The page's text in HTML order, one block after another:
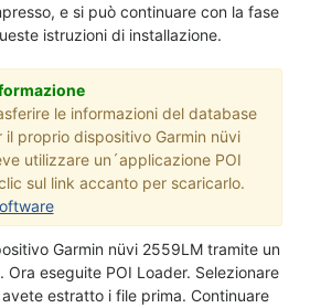
e si può continuare con la fase
istruzioni di installazione.
le informazioni del database
proprio dispositivo Garmin nüvi
utilizzare un´applicazione POI
sul link accanto per scaricarlo.
Garmin nüvi 2559LM tramite un
Ora eseguite POI Loader. Selezionare
estratto i file prima. Continuare